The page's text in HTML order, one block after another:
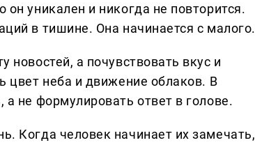
уникален и никогда не повторится.
в тишине. Она начинается с малого.
новостей, а почувствовать вкус и
цвет неба и движение облаков. В
не формулировать ответ в голове.
Когда человек начинает их замечать,